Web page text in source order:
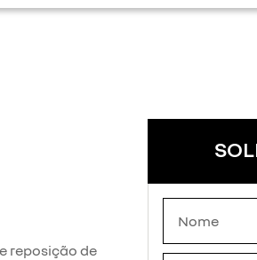
reposição de